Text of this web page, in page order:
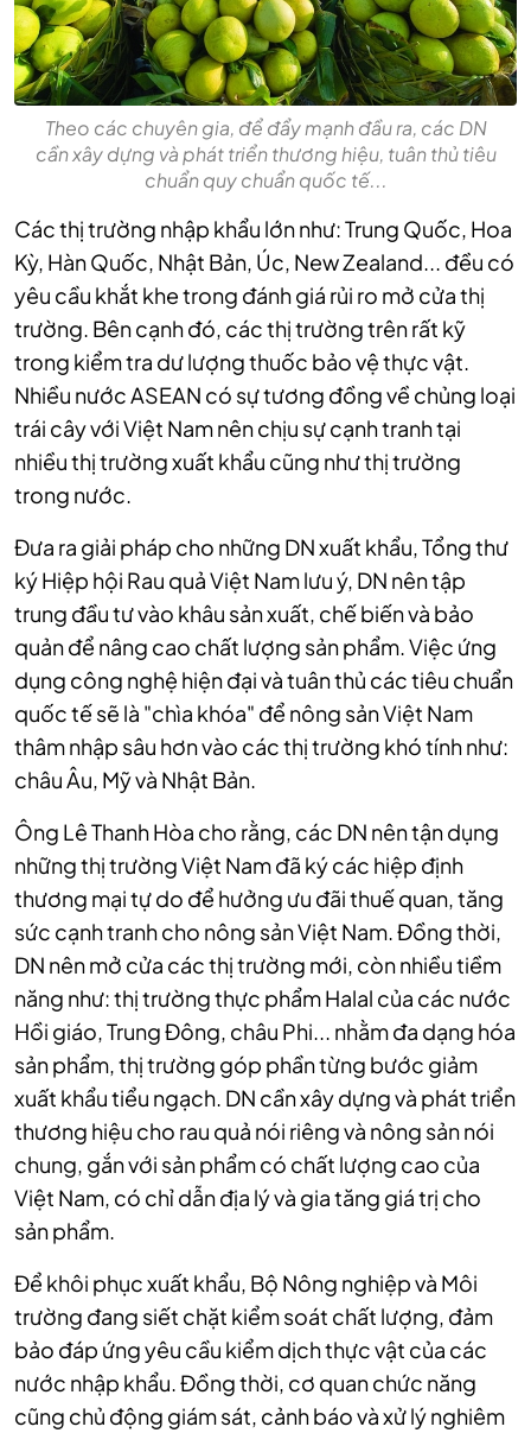
Theo các chuyên gia, để đẩy mạnh đầu ra, các DN
cần xây dựng và phát triển thương hiệu, tuân thủ tiêu
chuẩn quy chuẩn quốc tế...
Các thị trường nhập khẩu lớn như: Trung Quốc, Hoa
Kỳ, Hàn Quốc, Nhật Bản, Úc, New Zealand... đều có
yêu cầu khắt khe trong đánh giá rủi ro mở cửa thị
trường. Bên cạnh đó, các thị trường trên rất kỹ
trong kiểm tra dư lượng thuốc bảo vệ thực vật.
Nhiều nước ASEAN có sự tương đồng về chủng loại
trái cây với Việt Nam nên chịu sự cạnh tranh tại
nhiều thị trường xuất khẩu cũng như thị trường
trong nước.
Đưa ra giải pháp cho những DN xuất khẩu, Tổng thư
ký Hiệp hội Rau quả Việt Nam lưu ý, DN nên tập
trung đầu tư vào khâu sản xuất, chế biến và bảo
quản để nâng cao chất lượng sản phẩm. Việc ứng
dụng công nghệ hiện đại và tuân thủ các tiêu chuẩn
quốc tế sẽ là "chìa khóa" để nông sản Việt Nam
thâm nhập sâu hơn vào các thị trường khó tính như:
châu Âu, Mỹ và Nhật Bản.
Ông Lê Thanh Hòa cho rằng, các DN nên tận dụng
những thị trường Việt Nam đã ký các hiệp định
thương mại tự do để hưởng ưu đãi thuế quan, tăng
sức cạnh tranh cho nông sản Việt Nam. Đồng thời,
DN nên mở cửa các thị trường mới, còn nhiều tiềm
năng như: thị trường thực phẩm Halal của các nước
Hồi giáo, Trung Đông, châu Phi... nhằm đa dạng hóa
sản phẩm, thị trường góp phần từng bước giảm
xuất khẩu tiểu ngạch. DN cần xây dựng và phát triển
thương hiệu cho rau quả nói riêng và nông sản nói
chung, gắn với sản phẩm có chất lượng cao của
Việt Nam, có chỉ dẫn địa lý và gia tăng giá trị cho
sản phẩm.
Để khôi phục xuất khẩu, Bộ Nông nghiệp và Môi
trường đang siết chặt kiểm soát chất lượng, đảm
bảo đáp ứng yêu cầu kiểm dịch thực vật của các
nước nhập khẩu. Đồng thời, cơ quan chức năng
cũng chủ động giám sát, cảnh báo và xử lý nghiêm